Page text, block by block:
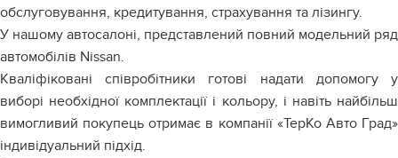
обслуговування, кредитування, страхування та лізингу.
У нашому автосалоні, представлений повний модельний ряд
автомобілів Nissan.
Кваліфіковані співробітники готові надати допомогу у
виборі необхідної комплектації і кольору, і навіть найбільш
вимогливий покупець отримає в компанії «ТерКо Авто Град»
індивідуальний підхід.